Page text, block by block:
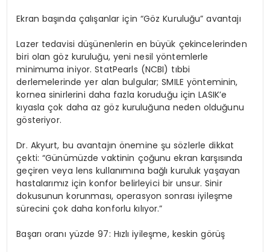
Ekran başında çalışanlar için “Göz Kuruluğu” avantajı
Lazer tedavisi düşünenlerin en büyük çekincelerinden
biri olan göz kuruluğu, yeni nesil yöntemlerle
minimuma iniyor. StatPearls (NCBI) tıbbi
derlemelerinde yer alan bulgular; SMILE yönteminin,
kornea sinirlerini daha fazla koruduğu için LASIK’e
kıyasla çok daha az göz kuruluğuna neden olduğunu
gösteriyor.
Dr. Akyurt, bu avantajın önemine şu sözlerle dikkat
çekti: “Günümüzde vaktinin çoğunu ekran karşısında
geçiren veya lens kullanımına bağlı kuruluk yaşayan
hastalarımız için konfor belirleyici bir unsur. Sinir
dokusunun korunması, operasyon sonrası iyileşme
sürecini çok daha konforlu kılıyor.”
Başarı oranı yüzde 97: Hızlı iyileşme, keskin görüş